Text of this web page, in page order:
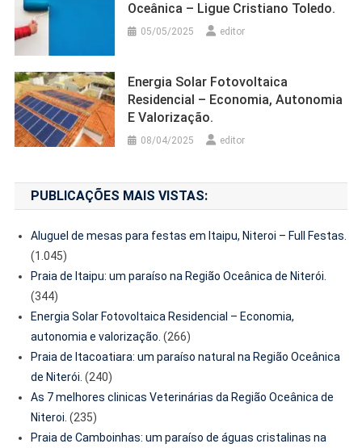
Oceânica – Ligue Cristiano Toledo.
05/05/2025 editor
Energia Solar Fotovoltaica
Residencial – Economia, Autonomia
E Valorização.
08/04/2025 editor
PUBLICAÇÕES MAIS VISTAS:
Aluguel de mesas para festas em Itaipu, Niteroi – Full Festas.
(1.045)
Praia de Itaipu: um paraíso na Região Oceânica de Niterói.
(344)
Energia Solar Fotovoltaica Residencial – Economia,
autonomia e valorização. (266)
Praia de Itacoatiara: um paraíso natural na Região Oceânica
de Niterói. (240)
As 7 melhores clinicas Veterinárias da Região Oceânica de
Niteroi. (235)
Praia de Camboinhas: um paraíso de águas cristalinas na